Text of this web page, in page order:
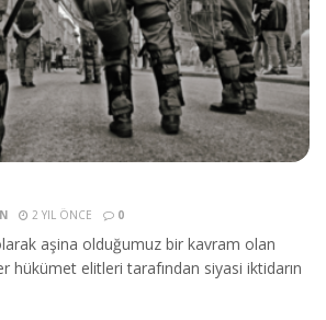
2 YIL ÖNCE 0
aşina olduğumuz bir kavram olan
hükümet elitleri tarafından siyasi iktidarın